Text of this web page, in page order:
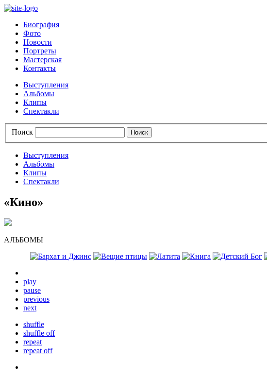
Биография
Фото
Новости
Портреты
Мастерская
Контакты
Выступления
Альбомы
Клипы
Спектакли
Поиск
Выступления
Альбомы
Клипы
Спектакли
«Кино»
АЛЬБОМЫ
play
pause
previous
next
shuffle
shuffle off
repeat
repeat off